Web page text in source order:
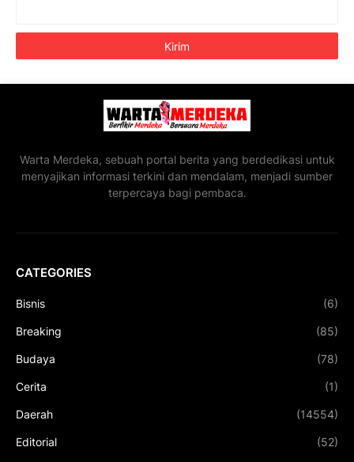
Warta Merdeka, sebuah portal berita yang berdedikasi untuk
menyajikan informasi terkini dan mendalam, menjadi sumber
terpercaya bagi pembaca.
CATEGORIES
Bisnis (6)
Breaking (85)
Budaya (78)
Cerita (1)
Daerah (14554)
Editorial (52)